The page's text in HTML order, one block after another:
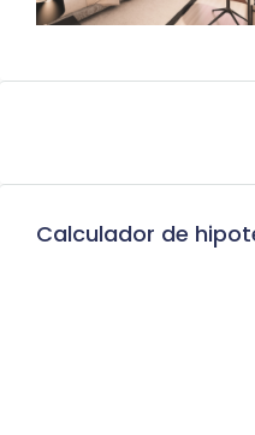
Calculador de